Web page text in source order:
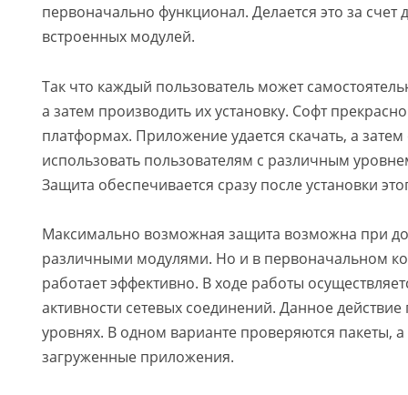
первоначально функционал. Делается это за счет
встроенных модулей.
Так что каждый пользователь может
а затем производить их установку. Софт
платформах. Приложение удается скачать, а затем
использовать пользователям с различным
Защита обеспечивается сразу после установки
Максимально возможная защита возможна при
различными модулями. Но и в первоначальном
работает эффективно. В ходе работы
активности сетевых соединений. Данное действие
уровнях. В одном варианте проверяются пакеты,
загруженные приложения.